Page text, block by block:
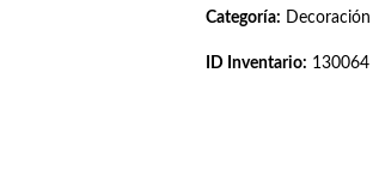
Categoría: Decoración
ID Inventario: 130064